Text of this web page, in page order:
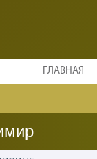
ГЛАВНАЯ